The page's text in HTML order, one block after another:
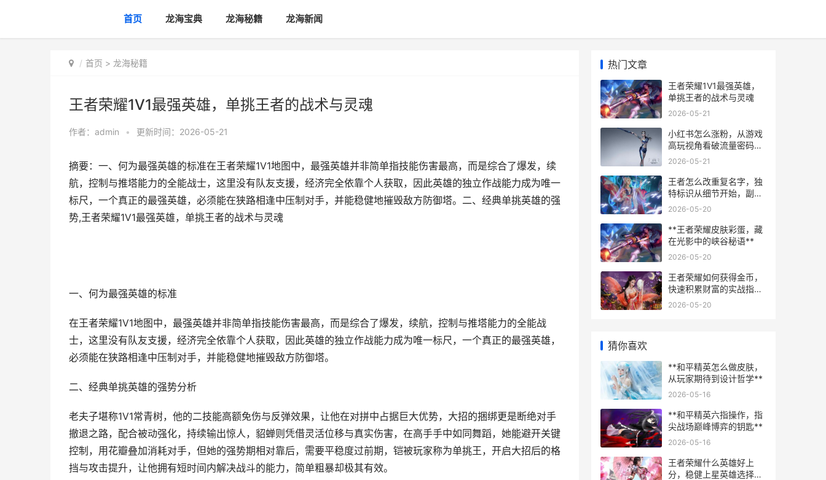
首页 龙海宝典 龙海秘籍 龙海新闻
首页 > 龙海秘籍
王者荣耀1V1最强英雄，单挑王者的战术与灵魂
作者： admin • 更新时间：2026-05-21
摘要：一、何为最强英雄的标准在王者荣耀1V1地图中，最强英雄并非简单指技能伤害最高，而是综合了爆发，续
航，控制与推塔能力的全能战士，这里没有队友支援，经济完全依靠个人获取，因此英雄的独立作战能力成为唯一
标尺，一个真正的最强英雄，必须能在狭路相逢中压制对手，并能稳健地摧毁敌方防御塔。二、经典单挑英雄的强
势,王者荣耀1V1最强英雄，单挑王者的战术与灵魂
一、何为最强英雄的标准
在王者荣耀1V1地图中，最强英雄并非简单指技能伤害最高，而是综合了爆发，续航，控制与推塔能力的全能战
士，这里没有队友支援，经济完全依靠个人获取，因此英雄的独立作战能力成为唯一标尺，一个真正的最强英雄，
必须能在狭路相逢中压制对手，并能稳健地摧毁敌方防御塔。
二、经典单挑英雄的强势分析
老夫子堪称1V1常青树，他的二技能高额免伤与反弹效果，让他在对拼中占据巨大优势，大招的捆绑更是断绝对手
撤退之路，配合被动强化，持续输出惊人，貂蝉则凭借灵活位移与真实伤害，在高手手中如同舞蹈，她能避开关键
控制，用花瓣叠加消耗对手，但她的强势期相对靠后，需要平稳度过前期，铠被玩家称为单挑王，开启大招后的格
挡与攻击提升，让他拥有短时间内解决战斗的能力，简单粗暴却极其有效。
热门文章
王者荣耀1V1最强英雄，
单挑王者的战术与灵魂
2026-05-21
小红书怎么涨粉，从游戏
高玩视角看破流量密码，
副标题，三个核心策略让
2026-05-21
王者怎么改重复名字，独
特标识从细节开始，副标
题，老玩家浅谈游戏ID的
2026-05-20
**王者荣耀皮肤彩蛋，藏
在光影中的峡谷秘语**
2026-05-20
王者荣耀如何获得金币，
快速积累财富的实战指南
副标题，资深玩家的高效
2026-05-20
猜你喜欢
**和平精英怎么做皮肤，
从玩家期待到设计哲学**
2026-05-16
**和平精英六指操作，指
尖战场巅峰博弈的钥匙**
2026-05-16
王者荣耀什么英雄好上
分，稳健上星英雄选择指